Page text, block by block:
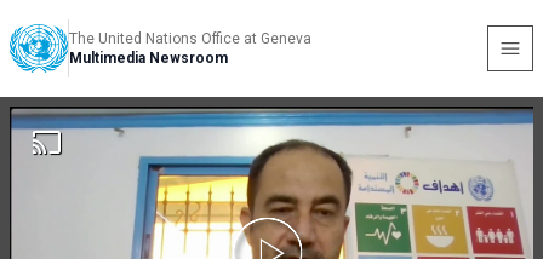
The United Nations Office at Geneva
Multimedia Newsroom